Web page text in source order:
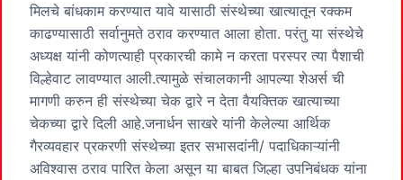
मिलचे बांधकाम करण्यात यावे यासाठी संस्थेच्या खात्यातून रक्कम
काढण्यासाठी सर्वानुमते ठराव करण्यात आला होता. परंतु या संस्थेचे
अध्यक्ष यांनी कोणत्याही प्रकारची कामे न करता परस्पर त्या पैशाची
विल्हेवाट लावण्यात आली.त्यामुळे संचालकानी आपल्या शेअर्स ची
मागणी करुन ही संस्थेच्या चेक द्वारे न देता वैयक्तिक खात्याच्या
चेकच्या द्वारे दिली आहे.जनार्धन साखरे यांनी केलेल्या आर्थिक
गैरव्यवहार प्रकरणी संस्थेच्या इतर सभासदांनी/ पदाधिकाऱ्यांनी
अविश्वास ठराव पारित केला असून या बाबत जिल्हा उपनिबंधक यांना